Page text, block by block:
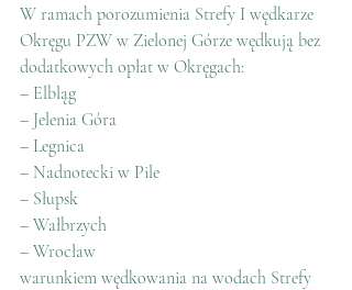
W ramach porozumienia Strefy I wędkarze
Okręgu PZW w Zielonej Górze wędkują bez
dodatkowych opłat w Okręgach:
– Elbląg
– Jelenia Góra
– Legnica
– Nadnotecki w Pile
– Słupsk
– Wałbrzych
– Wrocław
warunkiem wędkowania na wodach Strefy